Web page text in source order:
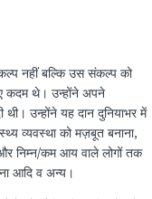
नहीं बल्कि उस संकल्प को
कदम थे। उन्होंने अपने
थी। उन्होंने यह दान दुनियाभर में
व्यवस्था को मज़बूत बनाना,
निम्न/कम आय वाले लोगों तक
आदि व अन्य।